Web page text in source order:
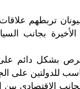
تربطهم
الأخيرة بجانب
بشكل دائم على
للدولتين على
الاقتصادى بين